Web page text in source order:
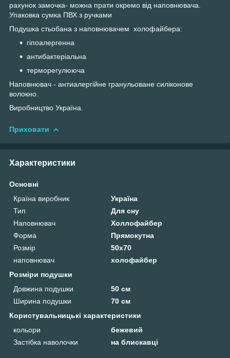
рахунок замочка- можна прати окремо від наповнювача.
Упаковка сумка ПВХ з ручками
Подушка стьобана з наповнювачем холофайбера:
гіпоалергенна
антибактеріальна
терморегулююча
Наповнювач - антиалергійне гранульоване силіконове
волокно.
Виробництво Україна.
Приховати
Характеристики
Основні
Країна виробник
Україна
Тип
Для сну
Наповнювач
Холлофайбер
Форма
Прямокутна
Розмір
50х70
наповнювач
холофайбер
Розміри подушки
Довжина подушки
50 см
Ширина подушки
70 см
Користувальницькі характеристики
кольори
бежевий
Застібка наволочки
на блискавці